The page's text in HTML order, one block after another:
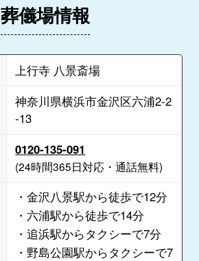
葬儀場情報
上行寺 八景斎場
神奈川県横浜市金沢区六浦2-2
-13
0120-135-091
(24時間365日対応・通話無料)
・金沢八景駅から徒歩で12分
・六浦駅から徒歩で14分
・追浜駅からタクシーで7分
・野島公園駅からタクシーで7